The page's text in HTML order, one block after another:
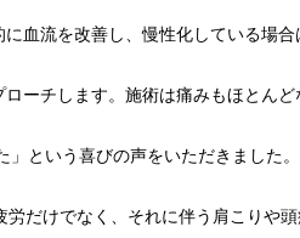
血流を改善し、慢性化している場
ーチします。施術は痛みもほとんど
という喜びの声をいただきました
だけでなく、それに伴う肩こりや